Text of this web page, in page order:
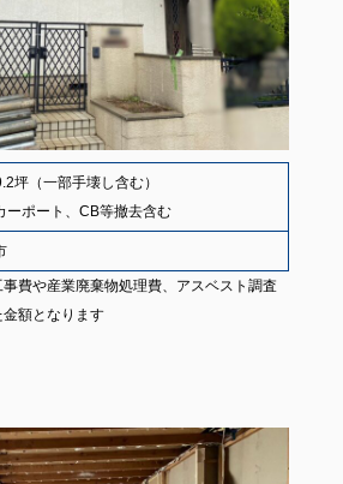
坪（一部手壊し含む）
ーポート、CB等撤去含む
費や産業廃棄物処理費、アスベスト調査
額となります